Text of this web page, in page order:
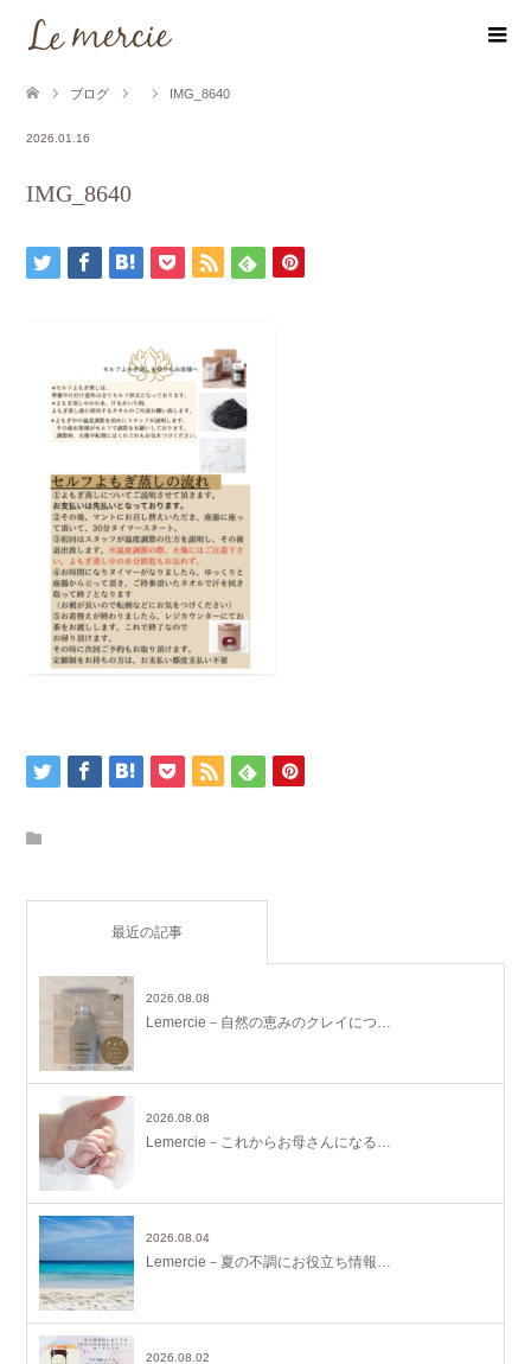
ブログ IMG_8640
2026.01.16
IMG_8640
最近の記事
2026.08.08
Lemercie－自然の恵みのクレイにつ…
2026.08.08
Lemercie－これからお母さんになる…
2026.08.04
Lemercie－夏の不調にお役立ち情報…
2026.08.02